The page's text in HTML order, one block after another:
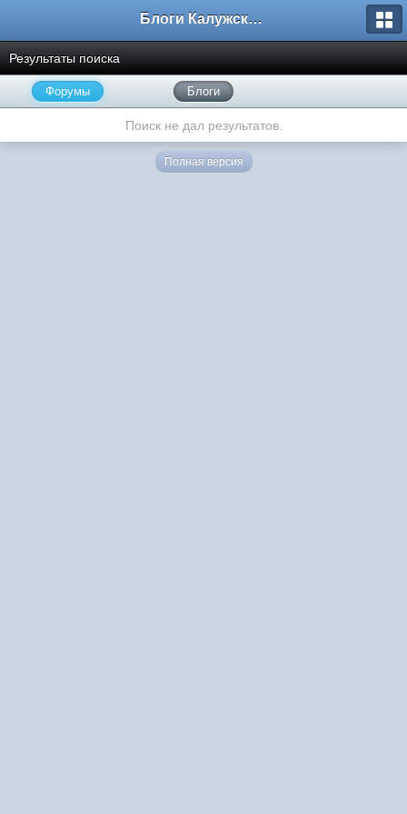
Блоги Калужского перекрестка
Результаты поиска
Форумы Блоги
Поиск не дал результатов.
Полная версия